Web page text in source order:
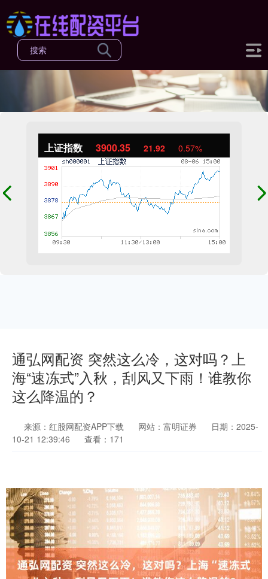
上证指数 3900.35 21.92 0.57%
通弘网配资 突然这么冷，这对吗？上
海“速冻式”入秋，刮风又下雨！谁教你
这么降温的？
来源：红股网配资APP下载 网站：富明证券
日期：2025-
10-21 12:39:46
查看：171